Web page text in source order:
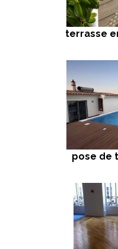
terrasse
pose de